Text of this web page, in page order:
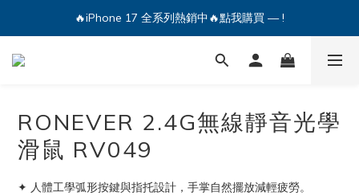
🔥iPhone 17 全系列熱銷中🔥點我購買 — !
🔥iPhone 17 全系列熱銷中🔥點我購買 — !
💕加入Q哥 Line 新好友領優惠券！🎫
RONEVER 2.4G無線靜音光學
滑鼠 RV049
✦ 人體工學弧形按鍵與指托設計，手掌自然擺放減輕疲勞。